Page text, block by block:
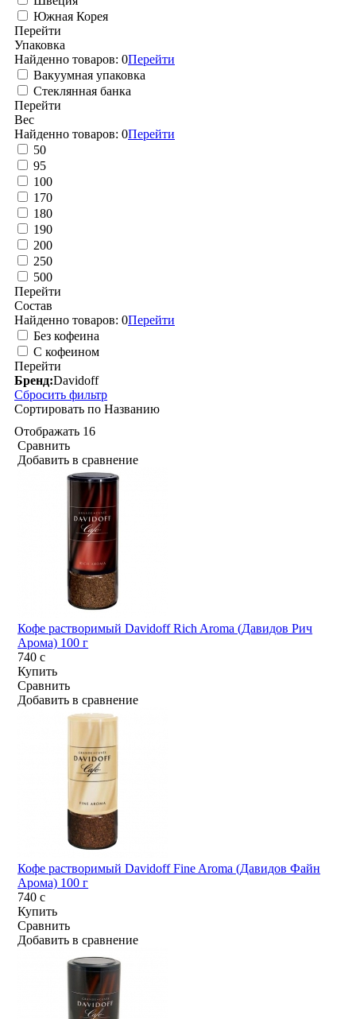
Южная Корея
Перейти
Упаковка
Найденно товаров: 0Перейти
Вакуумная упаковка
Стеклянная банка
Перейти
Вес
Найденно товаров: 0Перейти
50
95
100
170
180
190
200
250
500
Перейти
Состав
Найденно товаров: 0Перейти
Без кофеина
С кофеином
Перейти
Бренд:Davidoff
Сбросить фильтр
Сортировать по Названию
Отображать 16
Сравнить
Добавить в сравнение
Кофе растворимый Davidoff Rich Aroma (Давидов Рич
Арома) 100 г
740c
Купить
Сравнить
Добавить в сравнение
Кофе растворимый Davidoff Fine Aroma (Давидов Файн
Арома) 100 г
740c
Купить
Сравнить
Добавить в сравнение